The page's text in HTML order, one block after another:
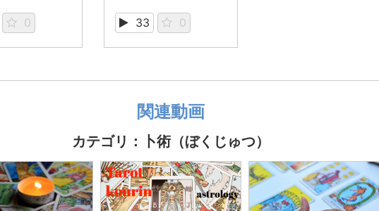
0 33 0
関連動画
カテゴリ：卜術（ぼくじゅつ）